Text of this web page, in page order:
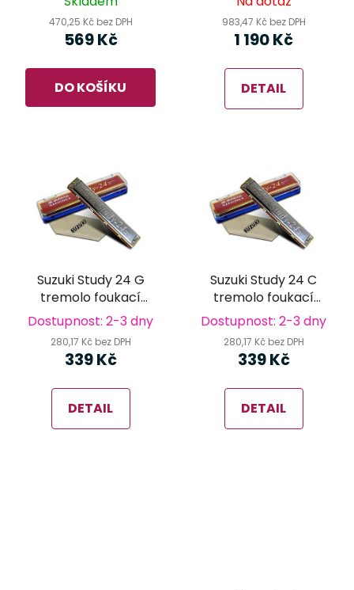
470,25 Kč bez DPH
569 Kč
DO KOŠÍKU
983,47 Kč bez DPH
1 190 Kč
DETAIL
Suzuki Study 24 G
tremolo foukací
harmonika
Dostupnost: 2-3 dny
280,17 Kč bez DPH
339 Kč
DETAIL
Suzuki Study 24 C
tremolo foukací
harmonika
Dostupnost: 2-3 dny
280,17 Kč bez DPH
339 Kč
DETAIL